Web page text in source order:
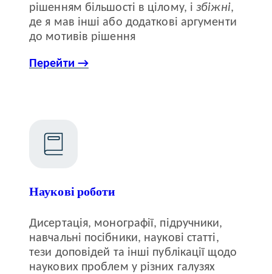
рішенням більшості в цілому, ізбіжні,
де я мав інші або додаткові аргументи
до мотивів рішення
Перейти →
Наукові роботи
Дисертація, монографії, підручники,
навчальні посібники, наукові статті,
тези доповідей та інші публікації щодо
наукових проблем у різних галузях